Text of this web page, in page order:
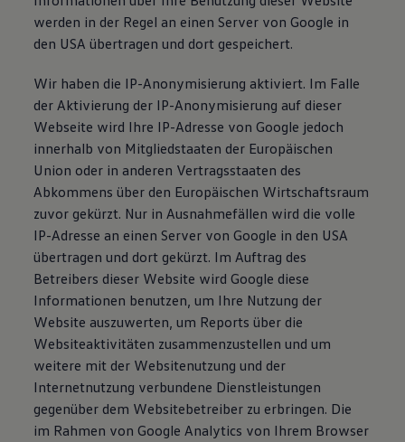
werden in der Regel an einen Server von Google in
den USA übertragen und dort gespeichert.
Wir haben die IP-Anonymisierung aktiviert. Im Falle
der Aktivierung der IP-Anonymisierung auf dieser
Webseite wird Ihre IP-Adresse von Google jedoch
innerhalb von Mitgliedstaaten der Europäischen
Union oder in anderen Vertragsstaaten des
Abkommens über den Europäischen Wirtschaftsraum
zuvor gekürzt. Nur in Ausnahmefällen wird die volle
IP-Adresse an einen Server von Google in den USA
übertragen und dort gekürzt. Im Auftrag des
Betreibers dieser Website wird Google diese
Informationen benutzen, um Ihre Nutzung der
Website auszuwerten, um Reports über die
Websiteaktivitäten zusammenzustellen und um
weitere mit der Websitenutzung und der
Internetnutzung verbundene Dienstleistungen
gegenüber dem Websitebetreiber zu erbringen. Die
im Rahmen von Google Analytics von Ihrem Browser